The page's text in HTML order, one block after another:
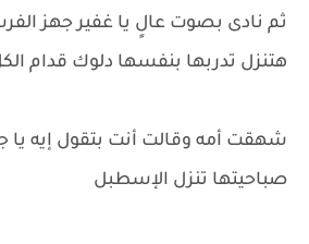
ثم نادى بصوت عالٍ يا غفير جهز
هتنزل تدربها بنفسها دلوك قدام
شهقت أمه وقالت أنت بتقول إيه
صباحيتها تنزل الإسطبل